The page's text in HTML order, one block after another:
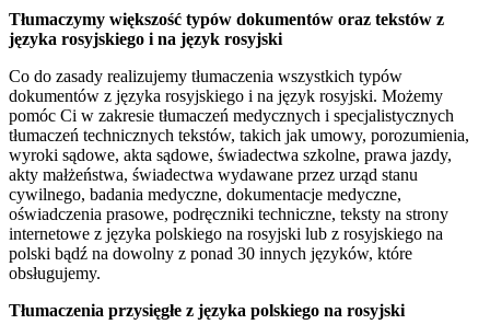
Tłumaczymy większość typów dokumentów oraz tekstów z
języka rosyjskiego i na język rosyjski
Co do zasady realizujemy tłumaczenia wszystkich typów
dokumentów z języka rosyjskiego i na język rosyjski. Możemy
pomóc Ci w zakresie tłumaczeń medycznych i specjalistycznych
tłumaczeń technicznych tekstów, takich jak umowy, porozumienia,
wyroki sądowe, akta sądowe, świadectwa szkolne, prawa jazdy,
akty małżeństwa, świadectwa wydawane przez urząd stanu
cywilnego, badania medyczne, dokumentacje medyczne,
oświadczenia prasowe, podręczniki techniczne, teksty na strony
internetowe z języka polskiego na rosyjski lub z rosyjskiego na
polski bądź na dowolny z ponad 30 innych języków, które
obsługujemy.
Tłumaczenia przysięgłe z języka polskiego na rosyjski